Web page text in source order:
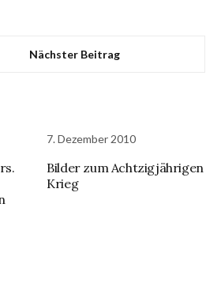
Nächster Beitrag
7. Dezember 2010
Bilder zum Achtzigjährigen
Krieg